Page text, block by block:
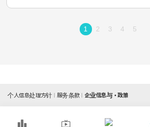
1 2 3 4 5
个人信息处理方针 服务条款 企业信息与・政策